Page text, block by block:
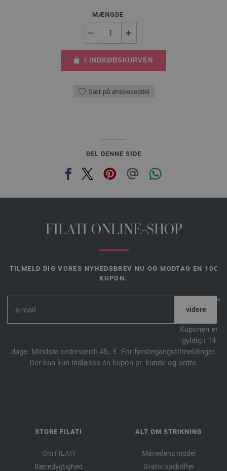
MÆNGDE
I INDKØBSKURVEN
Sæt på ønskeseddel
DEL DENNE SIDE
FILATI ONLINE-SHOP
TILMELD DIG VORES NYHEDSBREV NU OG MODTAG EN 10€
KUPON.
*
Kuponen er
gyldig i 14
dage. Mindste ordreværdi 45,- €. For førstegangstilmeldinger.
Der kan kun indløses én kupon pr. kunde og ordre.
STORE FILATI
Om FILATI
Bæredygtighed
ALT OM STRIKNING
Månedens model
Gratis opskrifter